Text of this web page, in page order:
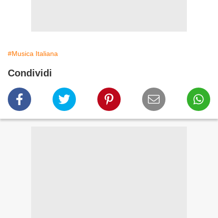
#Musica Italiana
Condividi